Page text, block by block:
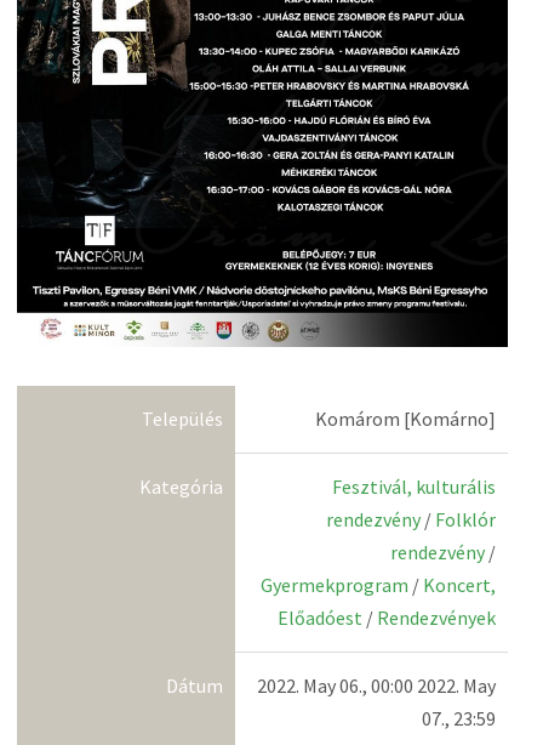
Település Komárom [Komárno]
Kategória
Fesztivál, kulturális
rendezvény / Folklór
rendezvény /
Gyermekprogram / Koncert,
Előadóest / Rendezvények
Dátum
2022. May 06., 00:00 2022. May
07., 23:59